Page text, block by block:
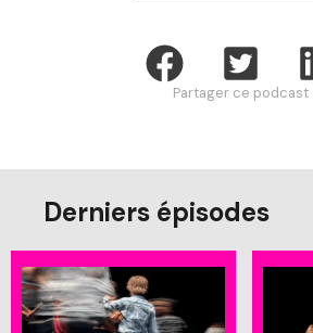
Partager ce podcast
Derniers épisodes